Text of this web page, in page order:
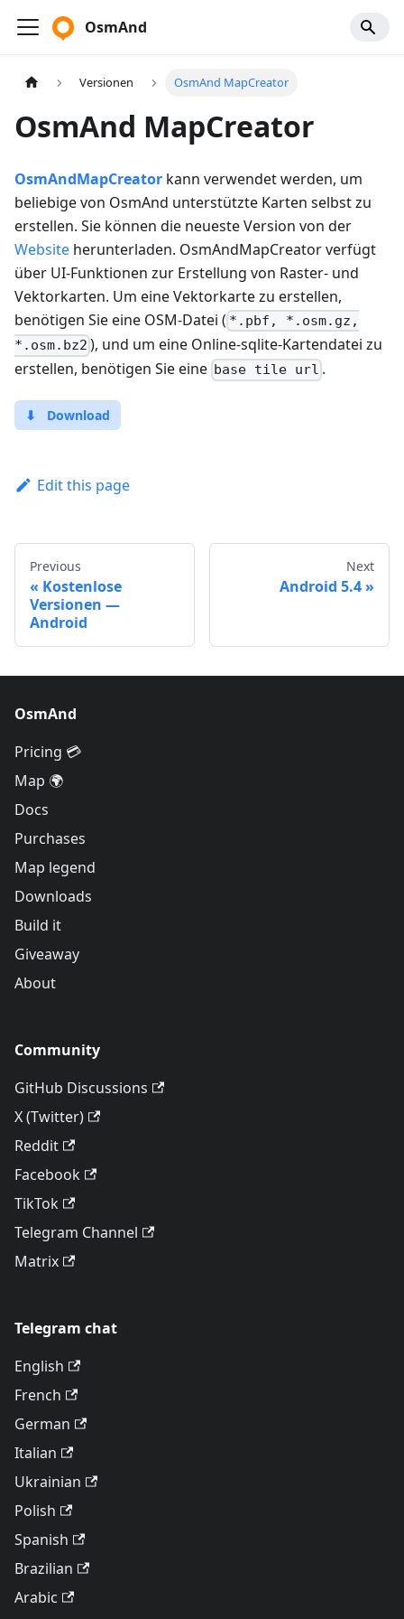
OsmAnd
Versionen OsmAnd MapCreator
OsmAnd MapCreator
OsmAndMapCreator kann verwendet werden, um
beliebige von OsmAnd unterstützte Karten selbst zu
erstellen. Sie können die neueste Version von der
Website herunterladen. OsmAndMapCreator verfügt
über UI-Funktionen zur Erstellung von Raster- und
Vektorkarten. Um eine Vektorkarte zu erstellen,
benötigen Sie eine OSM-Datei ( *.pbf, *.osm.gz,
*.osm.bz2 ), und um eine Online-sqlite-Kartendatei zu
erstellen, benötigen Sie eine base tile url .
⬇ Download
Edit this page
Previous
Kostenlose
Versionen —
Android
Next
Android 5.4
OsmAnd
Pricing 💳
Map 🌍
Docs
Purchases
Map legend
Downloads
Build it
Giveaway
About
Community
GitHub Discussions
X (Twitter)
Reddit
Facebook
TikTok
Telegram Channel
Matrix
Telegram chat
English
French
German
Italian
Ukrainian
Polish
Spanish
Brazilian
Arabic